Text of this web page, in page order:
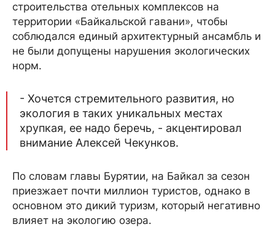
строительства отельных комплексов на
территории «Байкальской гавани», чтобы
соблюдался единый архитектурный ансамбль и
не были допущены нарушения экологических
норм.
- Хочется стремительного развития, но
экология в таких уникальных местах
хрупкая, ее надо беречь, - акцентировал
внимание Алексей Чекунков.
По словам главы Бурятии, на Байкал за сезон
приезжает почти миллион туристов, однако в
основном это дикий туризм, который негативно
влияет на экологию озера.